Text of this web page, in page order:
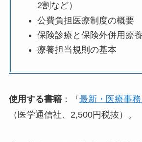
2割など）
公費負担医療制度の概要
保険診療と保険外併用療
療養担当規則の基本
使用する書籍：『最新・医療事
（医学通信社、2,500円税抜）。